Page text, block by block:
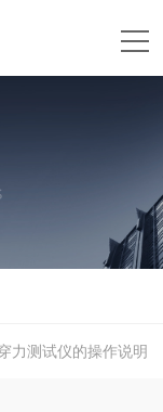
力测试仪的操作说明